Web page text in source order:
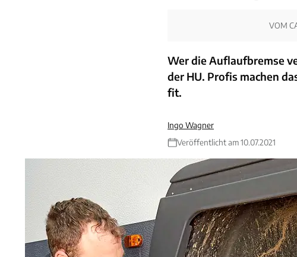
VOM
Wer die Auflaufbremse
der HU. Profis machen
fit.
Ingo Wagner
Veröffentlicht am 10.07.2021